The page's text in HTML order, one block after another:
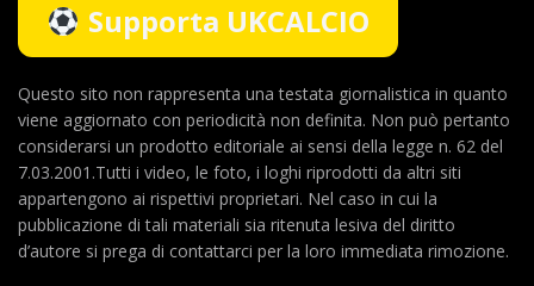
Supporta UKCALCIO
Questo sito non rappresenta una testata giornalistica in quanto
viene aggiornato con periodicità non definita. Non può pertanto
considerarsi un prodotto editoriale ai sensi della legge n. 62 del
7.03.2001.Tutti i video, le foto, i loghi riprodotti da altri siti
appartengono ai rispettivi proprietari. Nel caso in cui la
pubblicazione di tali materiali sia ritenuta lesiva del diritto
d’autore si prega di contattarci per la loro immediata rimozione.